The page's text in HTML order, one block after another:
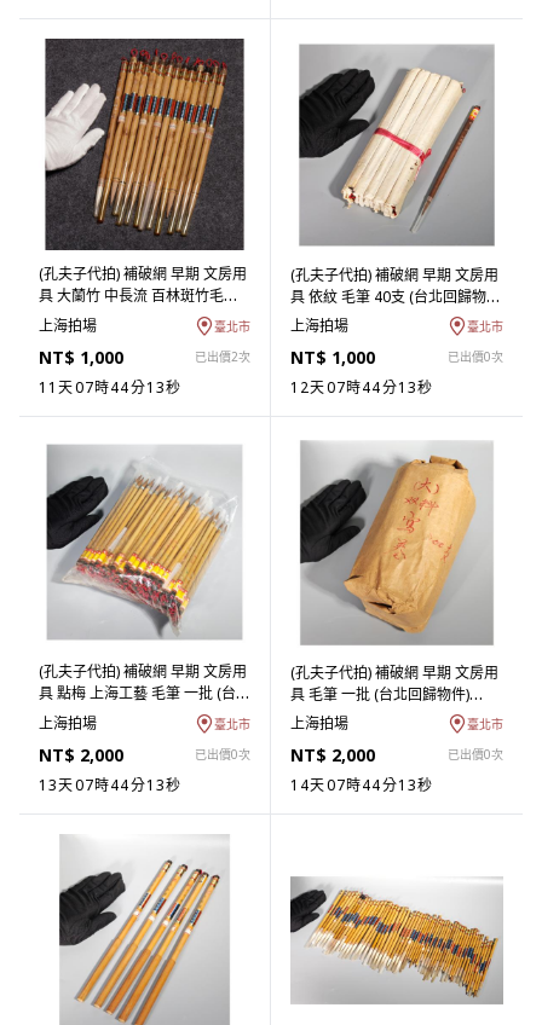
(孔夫子代拍) 補破網 早期 文房用
具 大蘭竹 中長流 百林斑竹毛筆
14支 (台北回歸物件) (ASHQ-
上海拍場 臺北市
NT$ 1,000 已出價2次
11天07時44分12秒
(孔夫子代拍) 補破網 早期 文房用
具 依紋 毛筆 40支 (台北回歸物
件) (ASHQ-PBAA10) LM
上海拍場 臺北市
NT$ 1,000 已出價0次
12天07時44分12秒
(孔夫子代拍) 補破網 早期 文房用
具 點梅 上海工藝 毛筆 一批 (台北
回歸物件) (ASHQ-OBAA10) LM
上海拍場 臺北市
NT$ 2,000 已出價0次
13天07時44分12秒
(孔夫子代拍) 補破網 早期 文房用
具 毛筆 一批 (台北回歸物件)
(ASHQ-NBAA10) LM
上海拍場 臺北市
NT$ 2,000 已出價0次
14天07時44分12秒